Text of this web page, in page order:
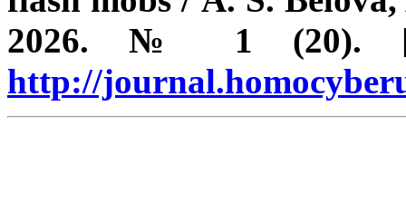
2026. № 1 (20).
http://